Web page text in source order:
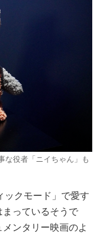
な役者「ニイちゃん」も
クモード」で愛す
まっているそうで
ンタリー映画のよ